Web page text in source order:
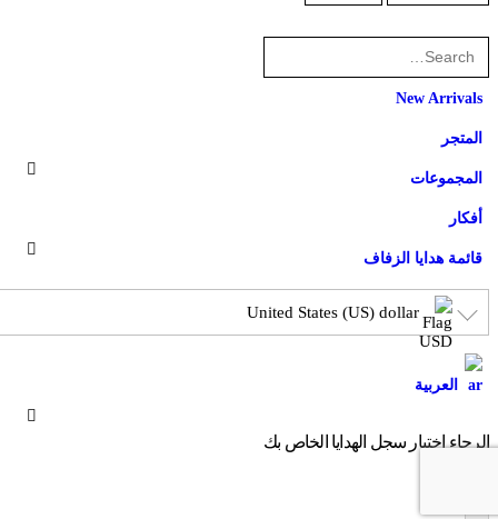
New Arrivals
المتجر
المجموعات
أفكار
قائمة هدايا الزفاف
United States (US) dollar
العربية
الرجاء اختيار سجل الهدايا الخاص بك